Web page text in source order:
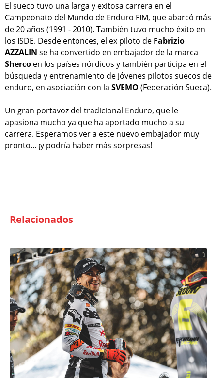
El sueco tuvo una larga y exitosa carrera en el
Campeonato del Mundo de Enduro FIM, que abarcó más
de 20 años (1991 - 2010). También tuvo mucho éxito en
los ISDE. Desde entonces, el ex piloto de Fabrizio
AZZALIN se ha convertido en embajador de la marca
Sherco en los países nórdicos y también participa en el
búsqueda y entrenamiento de jóvenes pilotos suecos de
enduro, en asociación con la SVEMO (Federación Sueca).
Un gran portavoz del tradicional Enduro, que le
apasiona mucho ya que ha aportado mucho a su
carrera. Esperamos ver a este nuevo embajador muy
pronto... ¡y podría haber más sorpresas!
Relacionados